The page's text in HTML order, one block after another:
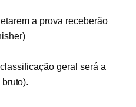
a prova receberão
classificação geral será a
bruto).